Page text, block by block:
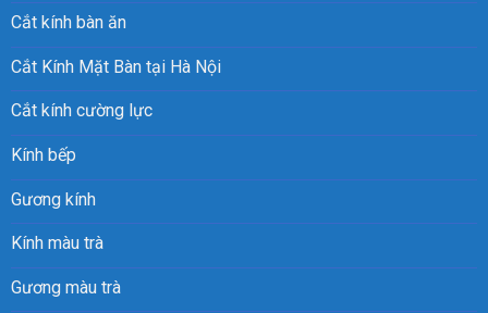
Cắt kính bàn ăn
Cắt Kính Mặt Bàn tại Hà Nội
Cắt kính cường lực
Kính bếp
Gương kính
Kính màu trà
Gương màu trà